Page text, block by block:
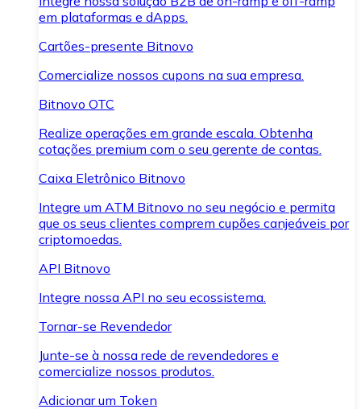
em plataformas e dApps.
Cartões-presente Bitnovo
Comercialize nossos cupons na sua empresa.
Bitnovo OTC
Realize operações em grande escala. Obtenha
cotações premium com o seu gerente de contas.
Caixa Eletrônico Bitnovo
Integre um ATM Bitnovo no seu negócio e permita
que os seus clientes comprem cupões canjeáveis por
criptomoedas.
API Bitnovo
Integre nossa API no seu ecossistema.
Tornar-se Revendedor
Junte-se à nossa rede de revendedores e
comercialize nossos produtos.
Adicionar um Token